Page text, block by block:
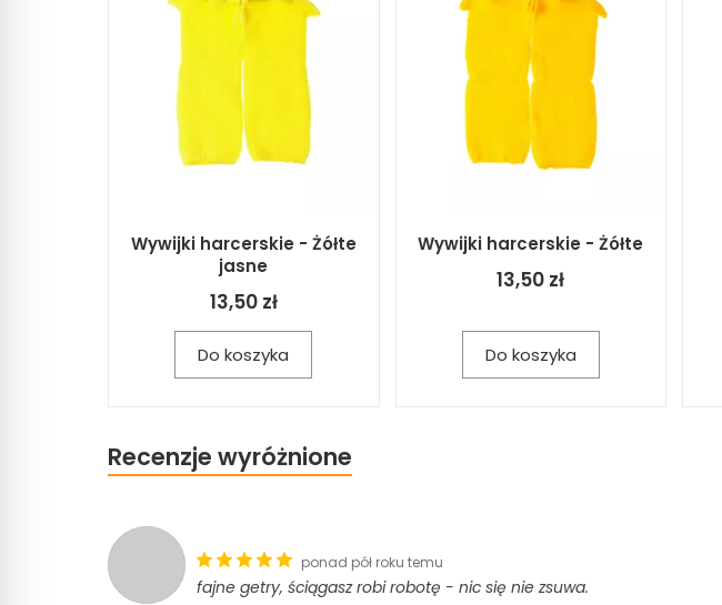
Wywijki harcerskie - Żółte
jasne
13,50 zł
Do koszyka
Wywijki harcerskie - Żółte
13,50 zł
Do koszyka
Recenzje wyróżnione
ponad pół roku temu
fajne getry, ściągasz robi robotę - nic się nie zsuwa.